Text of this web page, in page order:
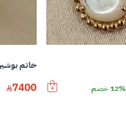
12% خصم
خاتم
7400